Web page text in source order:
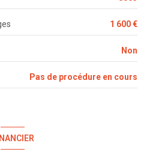
2.8 m²
1 600 €
Non
Pas de procédure en cours